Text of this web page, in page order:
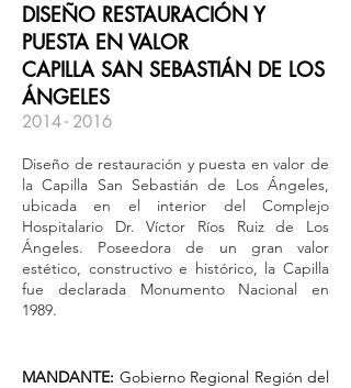
DISEÑO RESTAURACIÓN Y
PUESTA EN VALOR
CAPILLA SAN SEBASTIÁN DE LOS
ÁNGELES
2014 - 2016
Diseño de restauración y puesta en valor de
la Capilla San Sebastián de Los Ángeles,
ubicada en el interior del Complejo
Hospitalario Dr. Víctor Ríos Ruiz de Los
Ángeles. Poseedora de un gran valor
estético, constructivo e histórico, la Capilla
fue declarada Monumento Nacional en
1989.
MANDANTE: Gobierno Regional Región del